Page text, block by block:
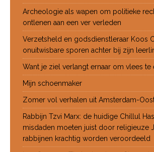
Archeologie als wapen om politieke
ontlenen aan een ver verleden
Verzetsheld en godsdienstleraar Koos
onuitwisbare sporen achter bij zijn
Want je ziel verlangt ernaar om vlees te
Mijn schoenmaker
Zomer vol verhalen uit Amsterdam-
Rabbijn Tzvi Marx: de huidige Chillul
misdaden moeten juist door religieuze
rabbijnen krachtig worden veroordeeld